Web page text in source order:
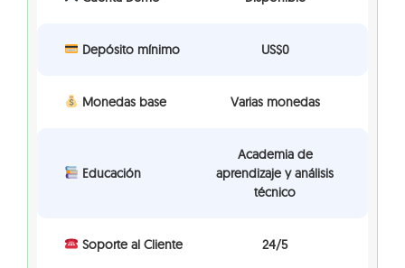
Depósito mínimo US$0
Monedas base Varias monedas
Educación
Academia de
aprendizaje y análisis
técnico
Soporte al Cliente 24/5